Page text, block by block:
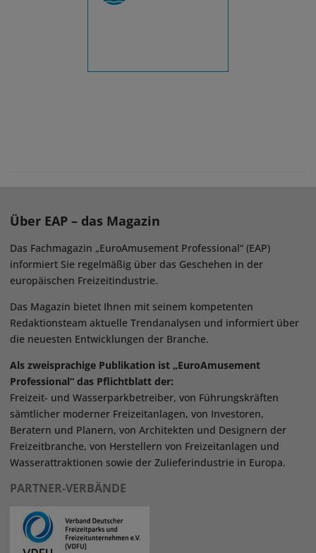
Über EAP – das Magazin
Das Fachmagazin „EuroAmusement Professional“ (EAP)
informiert Sie regelmäßig über das Geschehen in der
europäischen Freizeitindustrie.
Das Magazin bietet Ihnen mit seinem kompetenten
Redaktionsteam aktuelle Trendanalysen und informiert über
die neuesten Entwicklungen der Branche.
Als zweisprachige Publikation ist „EuroAmusement
Professional“ das Pflichtblatt der:
Freizeit- und Wasserparkbetreiber, von Führungskräften
sämtlicher moderner Freizeitanlagen, von Investoren,
Beratern und Planern, von Architekten und Designern der
Freizeitbranche, von Herstellern von Freizeitanlagen und
Wasserattraktionen sowie der Zulieferindustrie in Europa.
PARTNER-VERBÄNDE